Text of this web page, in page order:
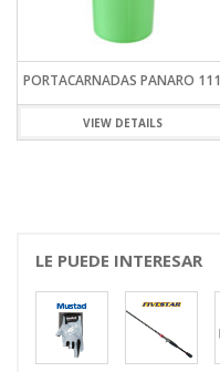
PORTACARNADAS PANARO 111
VIEW DETAILS
LE PUEDE INTERESAR